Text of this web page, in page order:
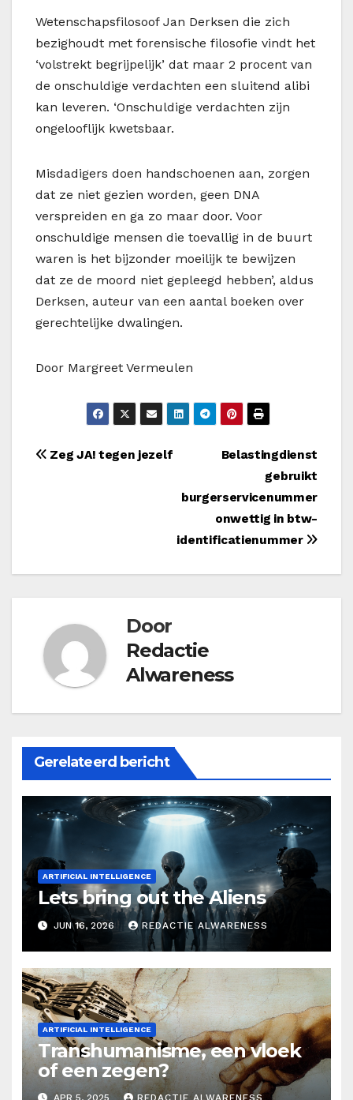
Wetenschapsfilosoof Jan Derksen die zich
bezighoudt met forensische filosofie vindt het
‘volstrekt begrijpelijk’ dat maar 2 procent van
de onschuldige verdachten een sluitend alibi
kan leveren. ‘Onschuldige verdachten zijn
ongelooflijk kwetsbaar.
Misdadigers doen handschoenen aan, zorgen
dat ze niet gezien worden, geen DNA
verspreiden en ga zo maar door. Voor
onschuldige mensen die toevallig in de buurt
waren is het bijzonder moeilijk te bewijzen
dat ze de moord niet gepleegd hebben’, aldus
Derksen, auteur van een aantal boeken over
gerechtelijke dwalingen.
Door Margreet Vermeulen
Bericht
Belastingdienst
gebruikt
burgerservicenummer
onwettig in btw-
identificatienummer
Zeg JA! tegen jezelf
Door
Redactie
Alwareness
Gerelateerd bericht
ARTIFICIAL INTELLIGENCE
Lets bring out the Aliens
JUN 16, 2026 REDACTIE ALWARENESS
ARTIFICIAL INTELLIGENCE
Transhumanisme, een vloek
of een zegen?
APR 5, 2025 REDACTIE ALWARENESS